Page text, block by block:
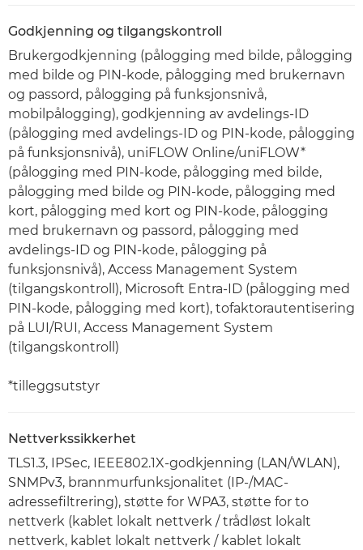
Godkjenning og tilgangskontroll
Brukergodkjenning (pålogging med bilde, pålogging
med bilde og PIN-kode, pålogging med brukernavn
og passord, pålogging på funksjonsnivå,
mobilpålogging), godkjenning av avdelings-ID
(pålogging med avdelings-ID og PIN-kode, pålogging
på funksjonsnivå), uniFLOW Online/uniFLOW*
(pålogging med PIN-kode, pålogging med bilde,
pålogging med bilde og PIN-kode, pålogging med
kort, pålogging med kort og PIN-kode, pålogging
med brukernavn og passord, pålogging med
avdelings-ID og PIN-kode, pålogging på
funksjonsnivå), Access Management System
(tilgangskontroll), Microsoft Entra-ID (pålogging med
PIN-kode, pålogging med kort), tofaktorautentisering
på LUI/RUI, Access Management System
(tilgangskontroll)
*tilleggsutstyr
Nettverkssikkerhet
TLS1.3, IPSec, IEEE802.1X-godkjenning (LAN/WLAN),
SNMPv3, brannmurfunksjonalitet (IP-/MAC-
adressefiltrering), støtte for WPA3, støtte for to
nettverk (kablet lokalt nettverk / trådløst lokalt
nettverk, kablet lokalt nettverk / kablet lokalt